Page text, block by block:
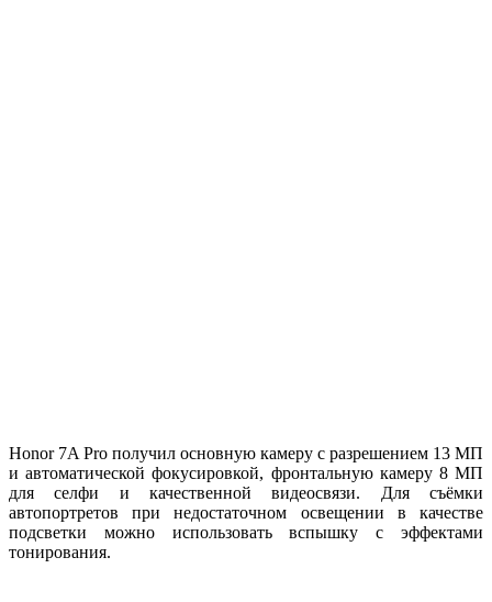
Honor 7A Pro получил основную камеру с разрешением 13 МП
и автоматической фокусировкой, фронтальную камеру 8 МП
для селфи и качественной видеосвязи. Для съёмки
автопортретов при недостаточном освещении в качестве
подсветки можно использовать вспышку с эффектами
тонирования.